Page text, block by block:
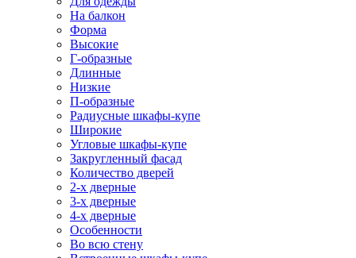
На балкон
Форма
Высокие
Г-образные
Длинные
Низкие
П-образные
Радиусные шкафы-купе
Широкие
Угловые шкафы-купе
Закругленный фасад
Количество дверей
2-х дверные
3-х дверные
4-х дверные
Особенности
Во всю стену